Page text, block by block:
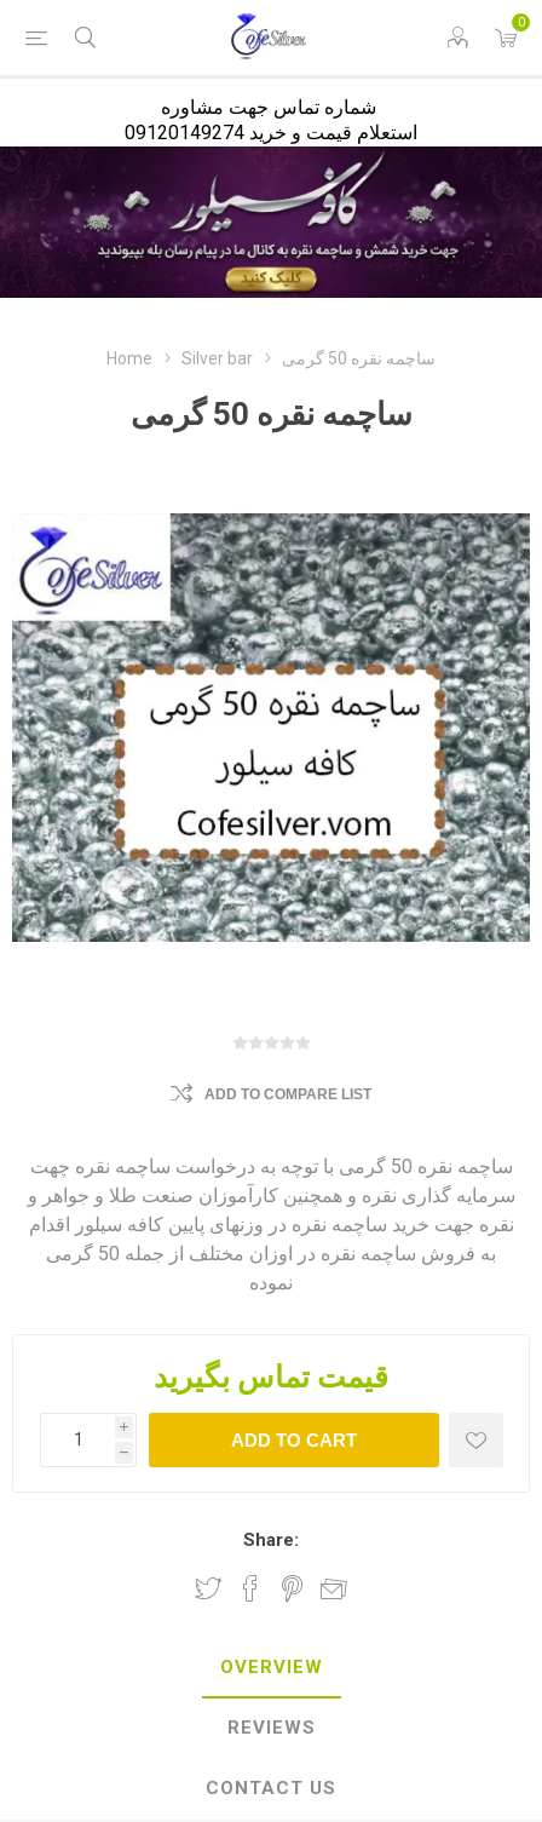
0
استعلام قیمت و خرید 09120149274
Home Silver bar ساچمه نقره 50 گرمی
ساچمه نقره 50 گرمی
ADD TO COMPARE LIST
ساچمه نقره 50 گرمی با توچه به درخواست ساچمه نقره چهت
سرمایه گذاری نقره و همچنین کارآموزان صنعت طلا و جواهر و
نقره جهت خرید ساچمه نقره در وزنهای پایین کافه سیلور اقدام
به فروش ساچمه نقره در اوزان مختلف از جمله 50 گرمی
نموده
قیمت تماس بگیرید
i
h
ADD TO CART
Share:
OVERVIEW
REVIEWS
CONTACT US